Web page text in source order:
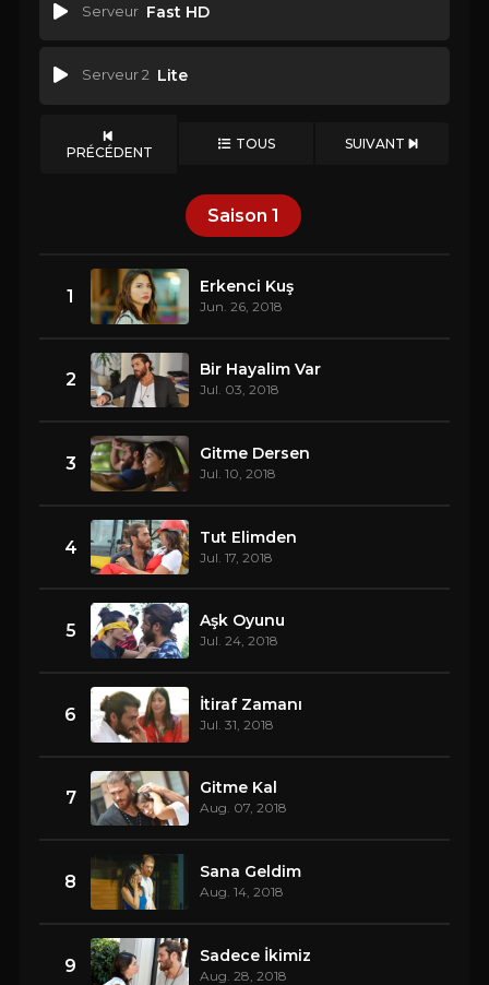
Serveur Fast HD
Serveur 2 Lite
PRÉCÉDENT TOUS SUIVANT
Saison 1
1 Erkenci Kuş
Jun. 26, 2018
2 Bir Hayalim Var
Jul. 03, 2018
3 Gitme Dersen
Jul. 10, 2018
4 Tut Elimden
Jul. 17, 2018
5 Aşk Oyunu
Jul. 24, 2018
6 İtiraf Zamanı
Jul. 31, 2018
7 Gitme Kal
Aug. 07, 2018
8 Sana Geldim
Aug. 14, 2018
9 Sadece İkimiz
Aug. 28, 2018